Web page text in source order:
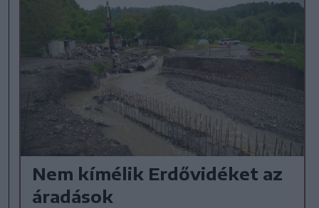
Nem kímélik Erdővidéket az
áradások